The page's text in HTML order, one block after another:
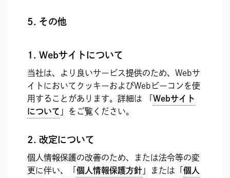
5. その他
1. Webサイトについて
当社は、より良いサービス提供のため、Webサ
イトにおいてクッキーおよびWebビーコンを使
用することがあります。詳細は 「Webサイト
について 」をご覧ください。
2. 改定について
個人情報保護の改善のため、または法令等の変
更に伴い、「個人情報保護方針 」または「個人